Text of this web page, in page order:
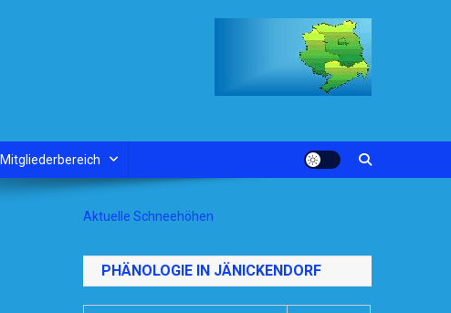
Mitgliederbereich
Aktuelle Schneehöhen
PHÄNOLOGIE IN JÄNICKENDORF